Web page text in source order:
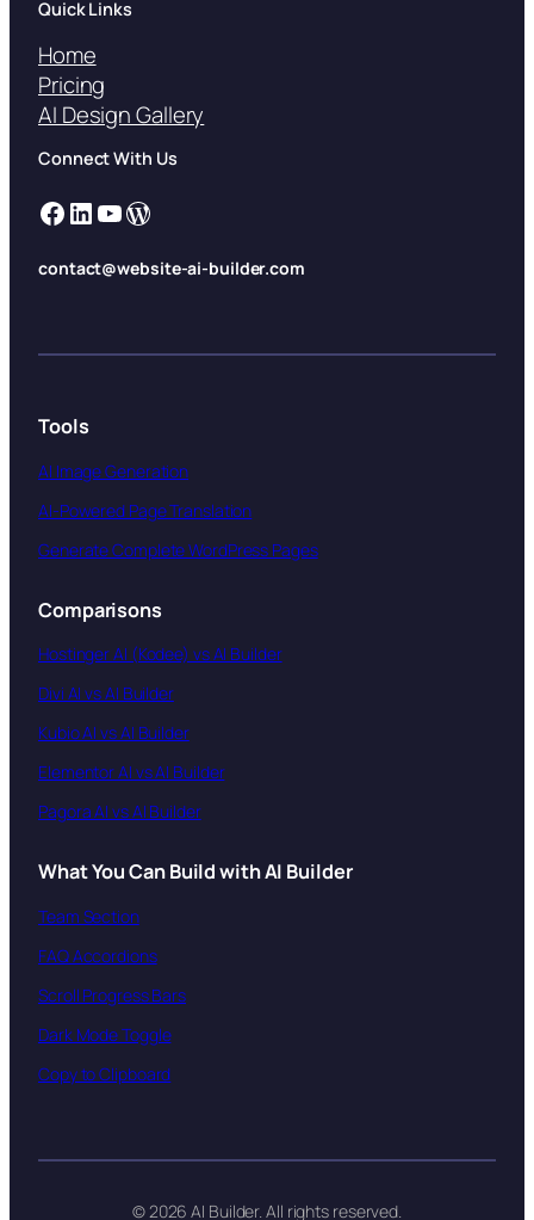
Quick Links
Home
Pricing
AI Design Gallery
Connect With Us
Facebook LinkedIn YouTube WordPress
contact@website-ai-builder.com
Tools
AI Image Generation
AI-Powered Page Translation
Generate Complete WordPress Pages
Comparisons
Hostinger AI (Kodee) vs AI Builder
Divi AI vs AI Builder
Kubio AI vs AI Builder
Elementor AI vs AI Builder
Pagora AI vs AI Builder
What You Can Build with AI Builder
Team Section
FAQ Accordions
Scroll Progress Bars
Dark Mode Toggle
Copy to Clipboard
© 2026 AI Builder. All rights reserved.